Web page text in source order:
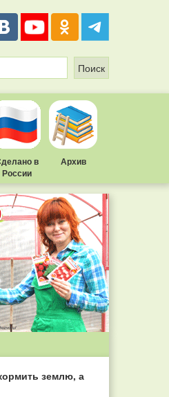
в
России
Архив
землю, а